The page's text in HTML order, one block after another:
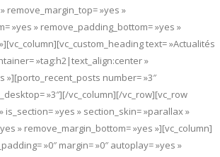
remove_margin_top= »yes »
»yes » remove_padding_bottom= »yes »
text= »Actualités
»tag:h2|text_align:center »
»][porto_recent_posts number= »3″
»3″][/vc_column][/vc_row][vc_row
is_section= »yes » section_skin= »parallax »
» remove_margin_bottom= »yes »][vc_column]
»0″ margin= »0″ autoplay= »yes »